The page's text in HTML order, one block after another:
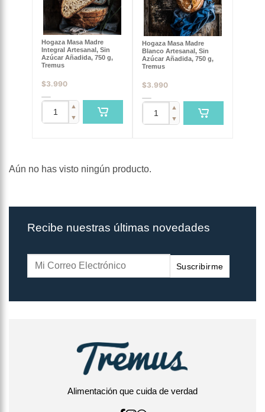
Hogaza Masa Madre
Integral Artesanal, Sin
Azúcar Añadida, 750 g,
Tremus
$3.990
▲
▼
Hogaza Masa Madre
Blanco Artesanal, Sin
Azúcar Añadida, 750 g,
Tremus
$3.990
▲
▼
Aún no has visto ningún producto.
Recibe nuestras últimas novedades
Suscribirme
Alimentación que cuida de verdad